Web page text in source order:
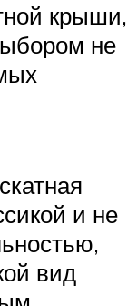
крыши,
не
и не
вид